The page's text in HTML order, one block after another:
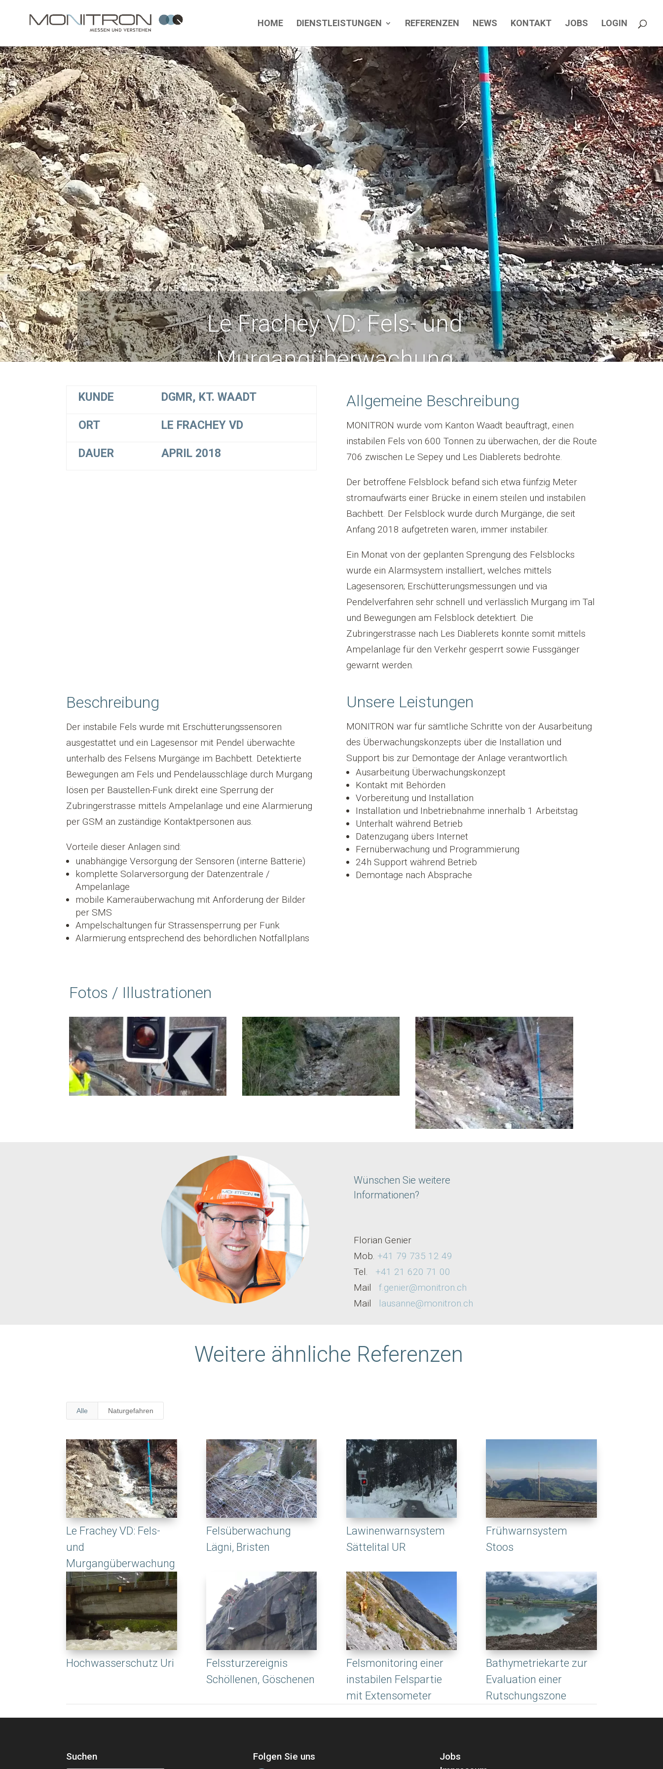
HOME DIENSTLEISTUNGEN REFERENZEN NEWS KONTAKT JOBS LOGIN
Le Frachey VD: Fels- und
Murgangüberwachung
KUNDE DGMR, KT. WAADT
ORT LE FRACHEY VD
DAUER APRIL 2018
Allgemeine Beschreibung
MONITRON wurde vom Kanton Waadt beauftragt, einen
instabilen Fels von 600 Tonnen zu überwachen, der die Route
706 zwischen Le Sepey und Les Diablerets bedrohte.
Der betroffene Felsblock befand sich etwa fünfzig Meter
stromaufwärts einer Brücke in einem steilen und instabilen
Bachbett. Der Felsblock wurde durch Murgänge, die seit
Anfang 2018 aufgetreten waren, immer instabiler.
Ein Monat von der geplanten Sprengung des Felsblocks
wurde ein Alarmsystem installiert, welches mittels
Lagesensoren; Erschütterungsmessungen und via
Pendelverfahren sehr schnell und verlässlich Murgang im Tal
und Bewegungen am Felsblock detektiert. Die
Zubringerstrasse nach Les Diablerets konnte somit mittels
Ampelanlage für den Verkehr gesperrt sowie Fussgänger
gewarnt werden.
Beschreibung
Der instabile Fels wurde mit Erschütterungssensoren
ausgestattet und ein Lagesensor mit Pendel überwachte
unterhalb des Felsens Murgänge im Bachbett. Detektierte
Bewegungen am Fels und Pendelausschläge durch Murgang
lösen per Baustellen-Funk direkt eine Sperrung der
Zubringerstrasse mittels Ampelanlage und eine Alarmierung
per GSM an zuständige Kontaktpersonen aus.
Vorteile dieser Anlagen sind:
unabhängige Versorgung der Sensoren (interne Batterie)
komplette Solarversorgung der Datenzentrale /
Ampelanlage
mobile Kameraüberwachung mit Anforderung der Bilder
per SMS
Ampelschaltungen für Strassensperrung per Funk
Alarmierung entsprechend des behördlichen Notfallplans
Unsere Leistungen
MONITRON war für sämtliche Schritte von der Ausarbeitung
des Überwachungskonzepts über die Installation und
Support bis zur Demontage der Anlage verantwortlich.
Ausarbeitung Überwachungskonzept
Kontakt mit Behörden
Vorbereitung und Installation
Installation und Inbetriebnahme innerhalb 1 Arbeitstag
Unterhalt während Betrieb
Datenzugang übers Internet
Fernüberwachung und Programmierung
24h Support während Betrieb
Demontage nach Absprache
Fotos / Illustrationen
Wünschen Sie weitere
Informationen?
Florian Genier
Mob. +41 79 735 12 49
Tel. +41 21 620 71 00
Mail f.genier@monitron.ch
Mail lausanne@monitron.ch
Weitere ähnliche Referenzen
Alle Naturgefahren
Le Frachey VD: Fels-
und
Murgangüberwachung
Felsüberwachung
Lägni, Bristen
Lawinenwarnsystem
Sättelital UR
Frühwarnsystem
Stoos
Hochwasserschutz Uri
Felssturzereignis
Schöllenen, Göschenen
Felsmonitoring einer
instabilen Felspartie
mit Extensometer
Bathymetriekarte zur
Evaluation einer
Rutschungszone
Suchen Folgen Sie uns
Jobs